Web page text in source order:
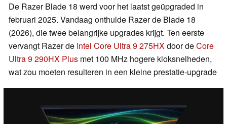
De Razer Blade 18 werd voor het laatst geüpgraded in
februari 2025. Vandaag onthulde Razer de Blade 18
(2026), die twee belangrijke upgrades krijgt. Ten eerste
vervangt Razer de Intel Core Ultra 9 275HXdoor deCore
Ultra 9 290HX Plus met 100 MHz hogere kloksnelheden,
wat zou moeten resulteren in een kleine prestatie-upgrade